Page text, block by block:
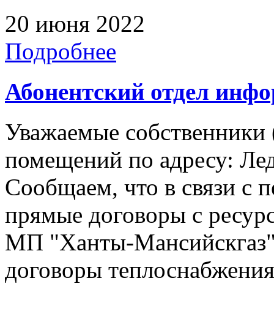
20 июня 2022
Подробнее
Абонентский отдел
Уважаемые
помещений по адресу:
Сообщаем, что в связи с
прямые договоры с
МП "Ханты-
договоры